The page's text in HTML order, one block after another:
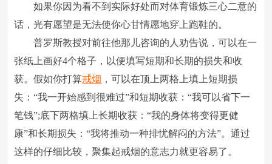
如果你因为看不到实际好处而对体育锻炼三心二意的
话，光有愿望是无法使你心甘情愿地穿上跑鞋的。
普罗斯教授对前往他那儿咨询的人劝告说，可以在一
张纸上画好4个格子，以便填写短期和长期的损失和收
获。假如你打算戒烟 ，可以在顶上两格上填上短期损
失：“我一开始感到很难过”和短期收获：“我可以省下一
笔钱”;底下两格填上长期收获：“我的身体将变得更健
康”和长期损失：“我将推动一种排忧解闷的方法”。通过
这样的仔细比较，聚集起戒烟的意志力就更容易了。